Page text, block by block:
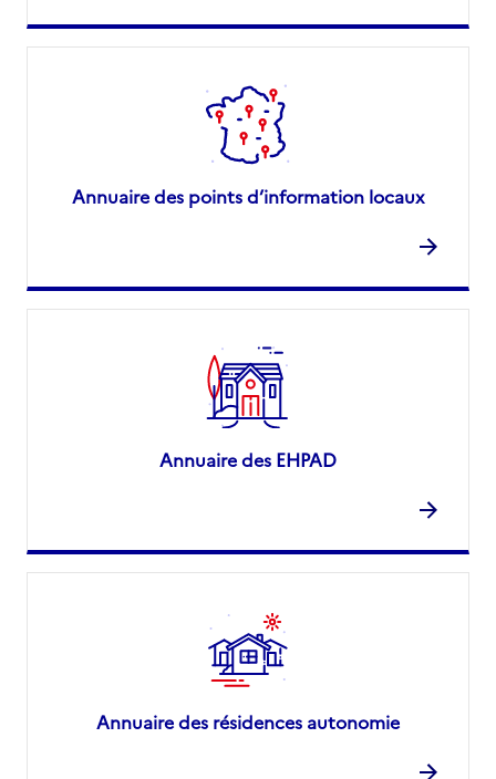
Annuaire des points d’information locaux
Annuaire des EHPAD
Annuaire des résidences autonomie